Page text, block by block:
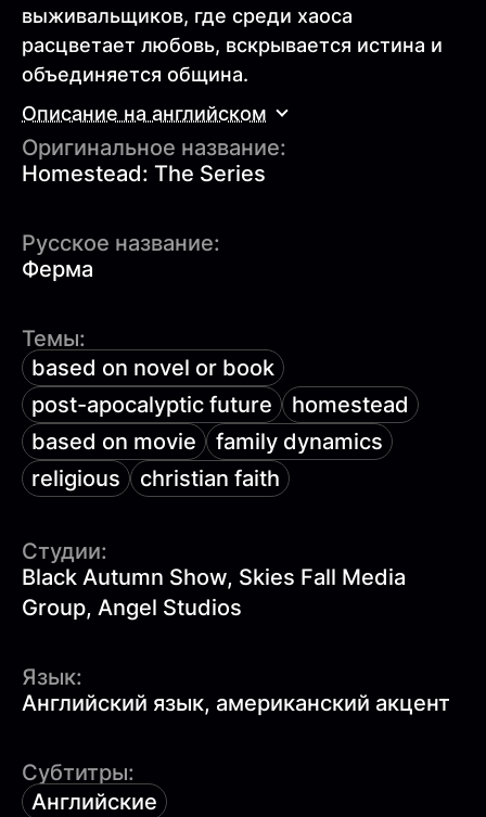
выживальщиков, где среди хаоса
расцветает любовь, вскрывается истина и
объединяется община.
Описание на английском
Оригинальное название:
Homestead: The Series
Русское название:
Ферма
Темы:
based on novel or book
post-apocalyptic future
homestead
based on movie
family dynamics
religious
christian faith
Студии:
Black Autumn Show, Skies Fall Media
Group, Angel Studios
Язык:
Английский язык, американский акцент
Субтитры:
Английские